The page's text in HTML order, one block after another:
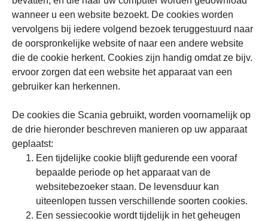
wanneer u een website bezoekt. De cookies worden
vervolgens bij iedere volgend bezoek teruggestuurd naar
de oorspronkelijke website of naar een andere website
die de cookie herkent. Cookies zijn handig omdat ze bijv.
ervoor zorgen dat een website het apparaat van een
gebruiker kan herkennen.
De cookies die Scania gebruikt, worden voornamelijk op
de drie hieronder beschreven manieren op uw apparaat
geplaatst:
Een tijdelijke cookie blijft gedurende een vooraf
bepaalde periode op het apparaat van de
websitebezoeker staan. De levensduur kan
uiteenlopen tussen verschillende soorten cookies.
Een sessiecookie wordt tijdelijk in het geheugen